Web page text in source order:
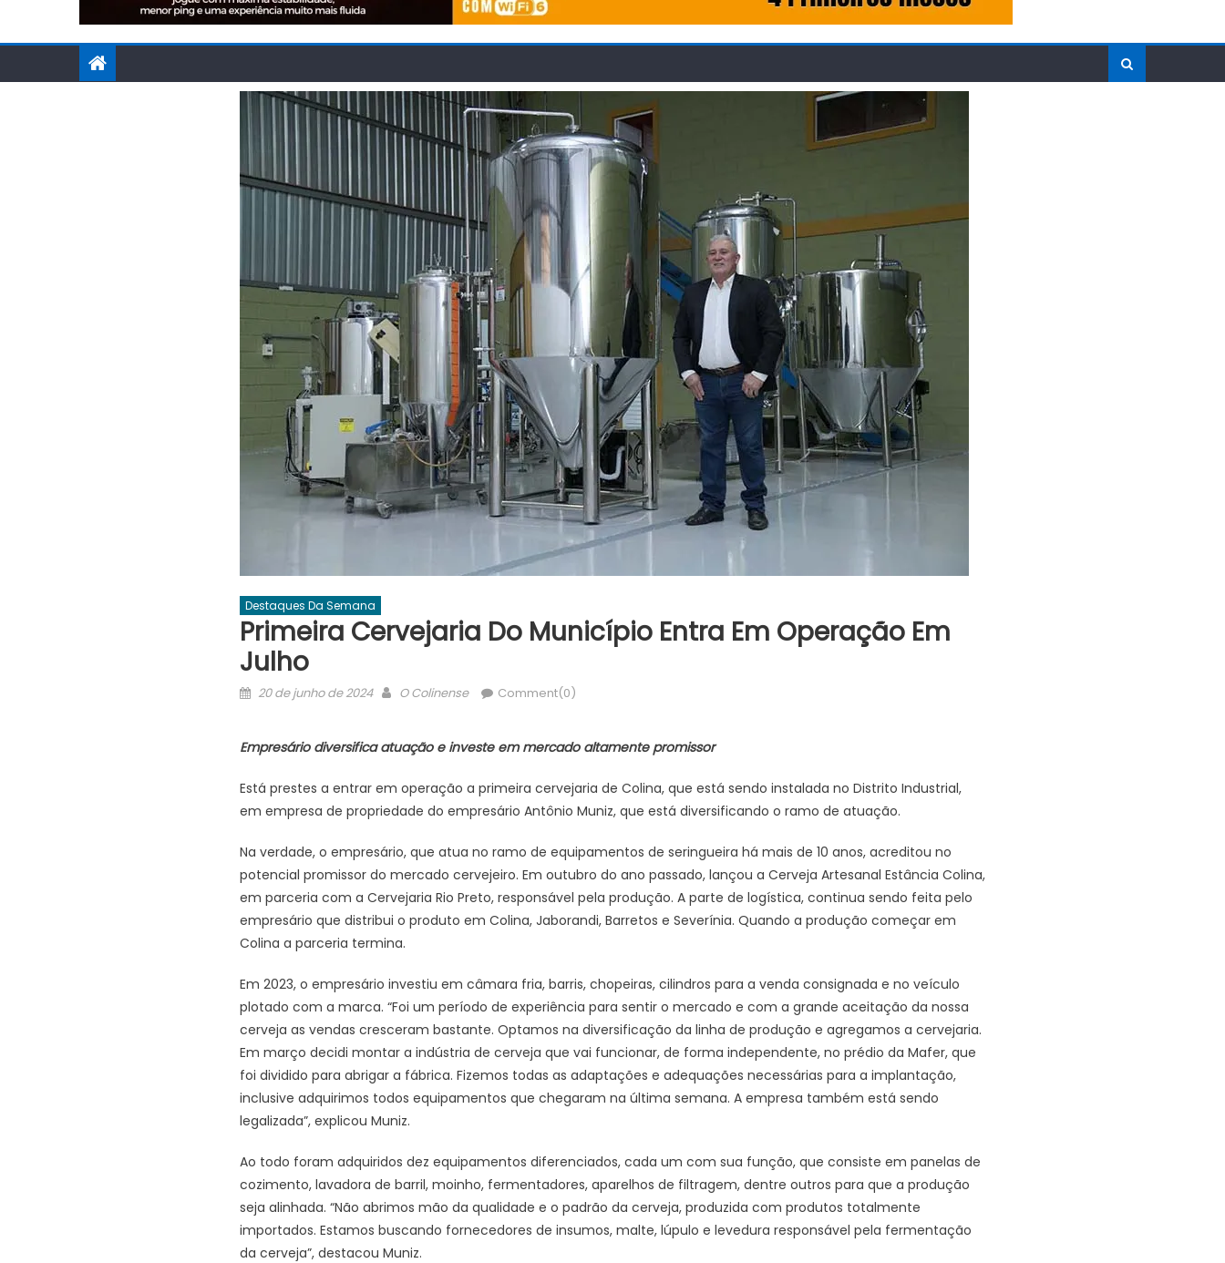
Destaques Da Semana
Primeira Cervejaria Do Município Entra Em Operação Em
Julho
Posted
20 de junho de 2024 Author
O Colinense Comment(0)
Empresário diversifica atuação e investe em mercado altamente promissor
Está prestes a entrar em operação a primeira cervejaria de Colina, que está sendo instalada no Distrito Industrial,
em empresa de propriedade do empresário Antônio Muniz, que está diversificando o ramo de atuação.
Na verdade, o empresário, que atua no ramo de equipamentos de seringueira há mais de 10 anos, acreditou no
potencial promissor do mercado cervejeiro. Em outubro do ano passado, lançou a Cerveja Artesanal Estância Colina,
em parceria com a Cervejaria Rio Preto, responsável pela produção. A parte de logística, continua sendo feita pelo
empresário que distribui o produto em Colina, Jaborandi, Barretos e Severínia. Quando a produção começar em
Colina a parceria termina.
Em 2023, o empresário investiu em câmara fria, barris, chopeiras, cilindros para a venda consignada e no veículo
plotado com a marca. “Foi um período de experiência para sentir o mercado e com a grande aceitação da nossa
cerveja as vendas cresceram bastante. Optamos na diversificação da linha de produção e agregamos a cervejaria.
Em março decidi montar a indústria de cerveja que vai funcionar, de forma independente, no prédio da Mafer, que
foi dividido para abrigar a fábrica. Fizemos todas as adaptações e adequações necessárias para a implantação,
inclusive adquirimos todos equipamentos que chegaram na última semana. A empresa também está sendo
legalizada”, explicou Muniz.
Ao todo foram adquiridos dez equipamentos diferenciados, cada um com sua função, que consiste em panelas de
cozimento, lavadora de barril, moinho, fermentadores, aparelhos de filtragem, dentre outros para que a produção
seja alinhada. “Não abrimos mão da qualidade e o padrão da cerveja, produzida com produtos totalmente
importados. Estamos buscando fornecedores de insumos, malte, lúpulo e levedura responsável pela fermentação
da cerveja”, destacou Muniz.